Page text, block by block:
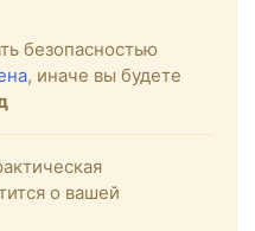
безопасностью
, иначе вы будете
о вашей